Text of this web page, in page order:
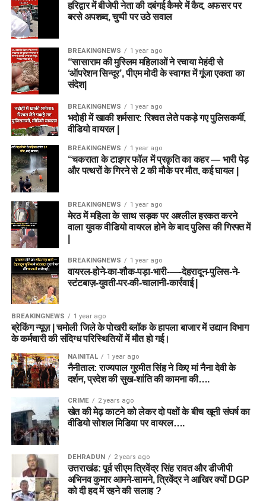
हरिद्वार में बीजेपी नेता की दबंगई कैमरे में कैद, अफसर पर
बरसे अपशब्द, चुप्पी पर उठे सवाल
BREAKINGNEWS 1 year ago
“सासाराम की मुस्लिम महिलाओं ने रचाया मेहंदी से
‘ऑपरेशन सिन्दूर’, पीएम मोदी के स्वागत में गूंजा एकता का
संदेश|
BREAKINGNEWS 1 year ago
भदोही में खाकी शर्मसार: रिश्वत लेते पकड़े गए पुलिसकर्मी,
वीडियो वायरल |
BREAKINGNEWS 1 year ago
“चकराता के टाइगर फॉल में प्रकृति का कहर — भारी पेड़
और पत्थरों के गिरने से 2 की मौके पर मौत, कई घायल |
BREAKINGNEWS 1 year ago
मेरठ में महिला के साथ सड़क पर अश्लील हरकत करने
वाला युवक वीडियो वायरल होने के बाद पुलिस की गिरफ्त में
BREAKINGNEWS 1 year ago
वायरल-होने-का-शौक-पड़ा-भारी-—-देहरादून-पुलिस-ने-
स्टंटबाज़-युवती-पर-की-चालानी-कार्रवाई |
BREAKINGNEWS 1 year ago
ब्रेकिंग न्यूज़ | चमोली जिले के पोखरी ब्लॉक के हापला बाजार में उद्यान विभाग
के कर्मचारी की संदिग्ध परिस्थितियों में मौत हो गई।
NAINITAL 1 year ago
नैनीताल: राज्यपाल गुरमीत सिंह ने किए मां नैना देवी के
दर्शन, प्रदेश की सुख-शांति की कामना की….
CRIME 2 years ago
खेत की मेढ़ काटने को लेकर दो पक्षों के बीच खूनी संघर्ष का
वीडियो सोशल मिडिया पर वायरल….
DEHRADUN 2 years ago
उत्तराखंड: पूर्व सीएम त्रिवेंद्र सिंह रावत और डीजीपी
अभिनव कुमार आमने-सामने, त्रिवेंद्र ने आखिर क्यों DGP
को दी हद में रहने की सलाह ?